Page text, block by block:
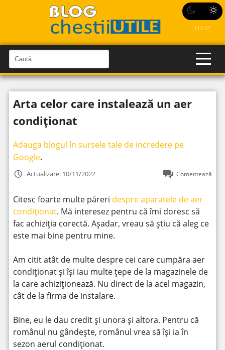
LIGHT
a
u
t
C
a
u
î
n
i
t
Arta celor care instalează un aer
condiționat
Adauga blogul în sursele tale de incredere pe
Google.
Actualizare: 10/11/2022 Comentează
Citesc foarte multe păreri despre aparatele de aer
condiționat. Mă interesez pentru că îmi doresc să
fac achiziția corectă. Așadar, vreau să știu că aleg ce
este mai bine pentru mine.
Am citit atât de multe despre cei care cumpăra aer
condiționat și își iau multe țepe de la magazinele de
la care achiziționează. Nu direct de la acel magazin,
cât de la firma de instalare.
Bine, eu le dau credit și unora și altora. Pentru că
românul nu gândește, românul vrea să își ia în
sezon aerul condiționat.